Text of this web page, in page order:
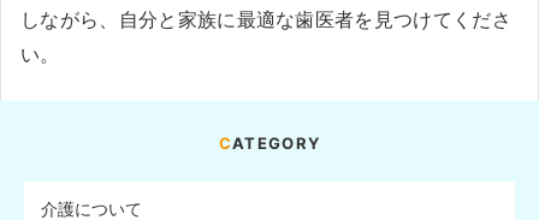
しながら、自分と家族に最適な歯医者を見つけてくださ
い。
CATEGORY
介護について